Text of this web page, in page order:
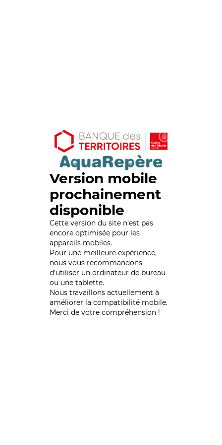
Version mobile
prochainement
disponible
Cette version du site n’est pas
encore optimisée pour les
appareils mobiles.
Pour une meilleure expérience,
nous vous recommandons
d'utiliser un ordinateur de bureau
ou une tablette.
Nous travaillons actuellement à
améliorer la compatibilité mobile.
Merci de votre compréhension !